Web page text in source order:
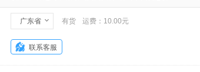
广东省 有货 运费：10.00元
联系客服